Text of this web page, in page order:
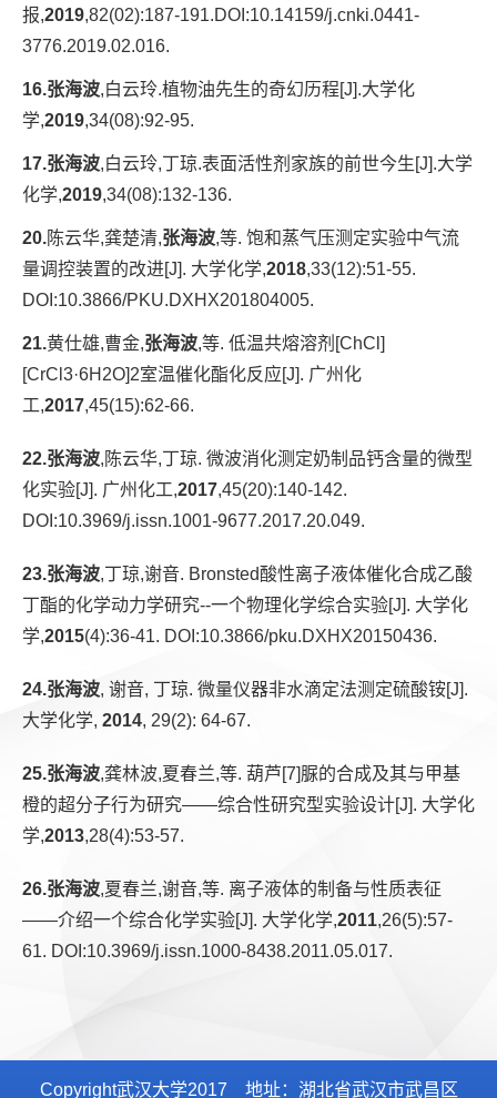
报,2019,82(02):187-191.DOI:10.14159/j.cnki.0441-
3776.2019.02.016.
16.张海波,白云玲.植物油先生的奇幻历程[J].大学化
学,2019,34(08):92-95.
17.张海波,白云玲,丁琼.表面活性剂家族的前世今生[J].大学
化学,2019,34(08):132-136.
20.陈云华,龚楚清,张海波,等. 饱和蒸气压测定实验中气流
量调控装置的改进[J]. 大学化学,2018,33(12):51-55.
DOI:10.3866/PKU.DXHX201804005.
21.黄仕雄,曹金,张海波,等. 低温共熔溶剂[ChCl]
[CrCl3·6H2O]2室温催化酯化反应[J]. 广州化
工,2017,45(15):62-66.
22.张海波,陈云华,丁琼. 微波消化测定奶制品钙含量的微型
化实验[J]. 广州化工,2017,45(20):140-142.
DOI:10.3969/j.issn.1001-9677.2017.20.049.
23.张海波,丁琼,谢音. Bronsted酸性离子液体催化合成乙酸
丁酯的化学动力学研究--一个物理化学综合实验[J]. 大学化
学,2015(4):36-41. DOI:10.3866/pku.DXHX20150436.
24.张海波, 谢音, 丁琼. 微量仪器非水滴定法测定硫酸铵[J].
大学化学, 2014, 29(2): 64-67.
25.张海波,龚林波,夏春兰,等. 葫芦[7]脲的合成及其与甲基
橙的超分子行为研究——综合性研究型实验设计[J]. 大学化
学,2013,28(4):53-57.
26.张海波,夏春兰,谢音,等. 离子液体的制备与性质表征
——介绍一个综合化学实验[J]. 大学化学,2011,26(5):57-
61. DOI:10.3969/j.issn.1000-8438.2011.05.017.
Copyright武汉大学2017 地址：湖北省武汉市武昌区